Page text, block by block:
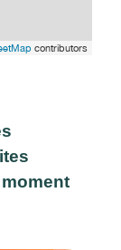
contributors